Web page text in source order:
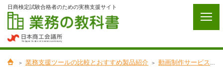
日商検定試験合格者のための実務支援サイト
業務支援ツールの比較とおすすめ製品紹介 動画制作サービスを比較！高品質でコスパ抜群の7社を厳選！